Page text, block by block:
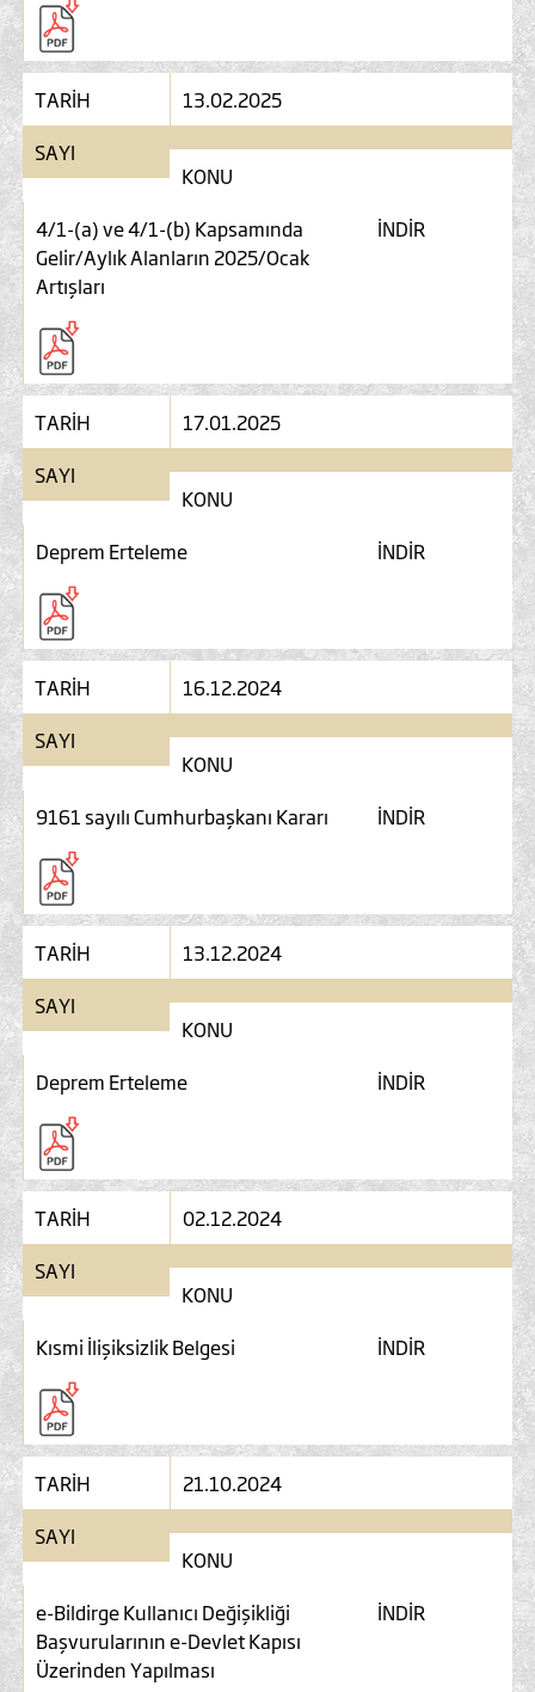
TARİH
13.02.2025
SAYI
KONU
4/1-(a) ve 4/1-(b) Kapsamında
Gelir/Aylık Alanların 2025/Ocak
Artışları
İNDİR
TARİH
17.01.2025
SAYI
KONU
Deprem Erteleme
İNDİR
TARİH
16.12.2024
SAYI
KONU
9161 sayılı Cumhurbaşkanı Kararı
İNDİR
TARİH
13.12.2024
SAYI
KONU
Deprem Erteleme
İNDİR
TARİH
02.12.2024
SAYI
KONU
Kısmi İlişiksizlik Belgesi
İNDİR
TARİH
21.10.2024
SAYI
KONU
e-Bildirge Kullanıcı Değişikliği
Başvurularının e-Devlet Kapısı
Üzerinden Yapılması
İNDİR